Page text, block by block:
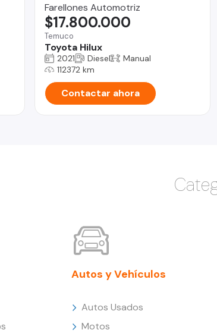
Farellones Automotriz
Temuco
Toyota Hilux
$17.800.000
2021 Diesel
Manual
112372 km
Contactar ahora
Autos y Vehículos
Autos Usados
Motos